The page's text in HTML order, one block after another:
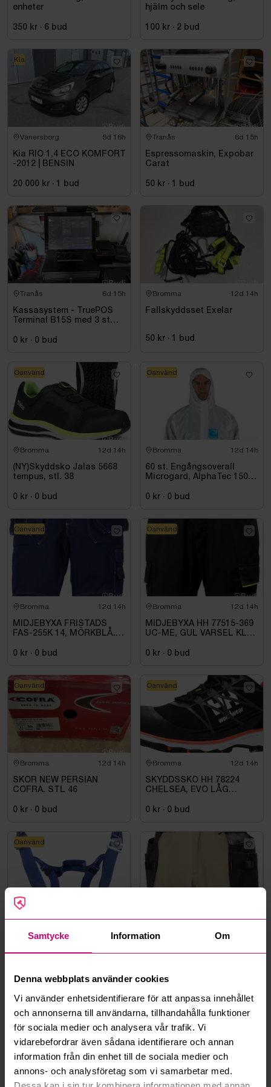
Samtycke Information Om
Denna webbplats använder cookies
Vi använder enhetsidentifierare för att anpassa innehållet
och annonserna till användarna, tillhandahålla funktioner
för sociala medier och analysera vår trafik. Vi
vidarebefordrar även sådana identifierare och annan
information från din enhet till de sociala medier och
annons- och analysföretag som vi samarbetar med.
enheter
350 kr · 6 bud
hjälm och sele
100 kr · 2 bud
Vänersborg 5d 16h
Kia RIO 1,4 ECO KOMFORT
-2012 | BENSIN
20 000 kr · 1 bud
Kia
Tranås 6d 15h
Espressomaskin, Expobar
Carat
50 kr · 1 bud
Tranås 6d 15h
Kassasystem - TruePOS
Terminal B15S med 3 st
kvittoskrivare
0 kr · 0 bud
Bromma 12d 14h
Fallskyddsset Exelar
50 kr · 1 bud
Bromma 12d 14h
(NY)Skyddsko Jalas 5668
tempus, stl. 38
0 kr · 0 bud
Oanvänd
Bromma 12d 14h
60 st. Engångsoverall
Microgard, AlphaTec 1500
0 kr · 0 bud
Oanvänd
Bromma 12d 14h
MIDJEBYXA FRISTADS
FAS-255K 14, MÖRKBLÅ.
0 kr · 0 bud
Oanvänd
Bromma 12d 14h
MIDJEBYXA HH 77515-369
UC-ME, GUL VARSEL KL1.
0 kr · 0 bud
Oanvänd
Bromma 12d 14h
SKOR NEW PERSIAN
COFRA. STL 46
0 kr · 0 bud
Oanvänd
Bromma 12d 14h
SKYDDSSKO HH 78224
CHELSEA, EVO LÅG
40
0 kr · 0 bud
Oanvänd
Bromma 12d 15h
SELE PSS TITAN 2P
Oanvänd
Bromma 12d 15h
MIDJEBYXA HH 77570-789
HANTVERK STL. C44
Bromma 12d 15h
Oanvänd
Bromma 12d 15h
Oanvänd